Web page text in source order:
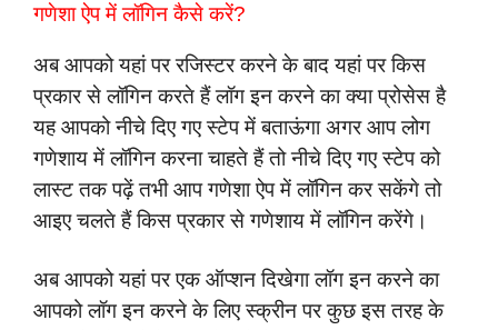
गणेशा ऐप में लॉगिन कैसे करें?
अब आपको यहां पर रजिस्टर करने के बाद यहां पर किस
प्रकार से लॉगिन करते हैं लॉग इन करने का क्या प्रोसेस है
यह आपको नीचे दिए गए स्टेप में बताऊंगा अगर आप लोग
गणेशाय में लॉगिन करना चाहते हैं तो नीचे दिए गए स्टेप को
लास्ट तक पढ़ें तभी आप गणेशा ऐप में लॉगिन कर सकेंगे तो
आइए चलते हैं किस प्रकार से गणेशाय में लॉगिन करेंगे।
अब आपको यहां पर एक ऑप्शन दिखेगा लॉग इन करने का
आपको लॉग इन करने के लिए स्क्रीन पर कुछ इस तरह के